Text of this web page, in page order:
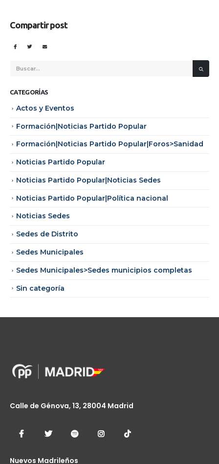
Compartir post
CATEGORÍAS
Actos y Eventos
Formación|Noticias Partido Popular
Formación|Noticias Partido Popular|Foros>Sanidad
Noticias Partido Popular
Noticias Partido Popular|Noticias Sedes
Noticias Partido Popular|Política nacional
Noticias Sedes
Sedes de Distrito
Sedes Municipales
Sedes Municipales>Sedes municipios completas
Sin categoría
Calle de Génova, 13, 28004 Madrid
Nuevos Madrileños